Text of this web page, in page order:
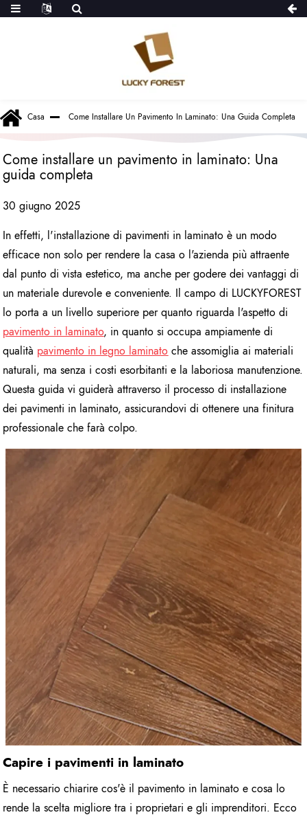
Casa Come Installare Un Pavimento In Laminato: Una Guida Completa
Come installare un pavimento in laminato: Una
guida completa
30 giugno 2025
In effetti, l'installazione di pavimenti in laminato è un modo
efficace non solo per rendere la casa o l'azienda più attraente
dal punto di vista estetico, ma anche per godere dei vantaggi di
un materiale durevole e conveniente. Il campo di LUCKYFOREST
lo porta a un livello superiore per quanto riguarda l'aspetto di
pavimento in laminato, in quanto si occupa ampiamente di
qualità pavimento in legno laminato che assomiglia ai materiali
naturali, ma senza i costi esorbitanti e la laboriosa manutenzione.
Questa guida vi guiderà attraverso il processo di installazione
dei pavimenti in laminato, assicurandovi di ottenere una finitura
professionale che farà colpo.
Capire i pavimenti in laminato
È necessario chiarire cos'è il pavimento in laminato e cosa lo
rende la scelta migliore tra i proprietari e gli imprenditori. Ecco